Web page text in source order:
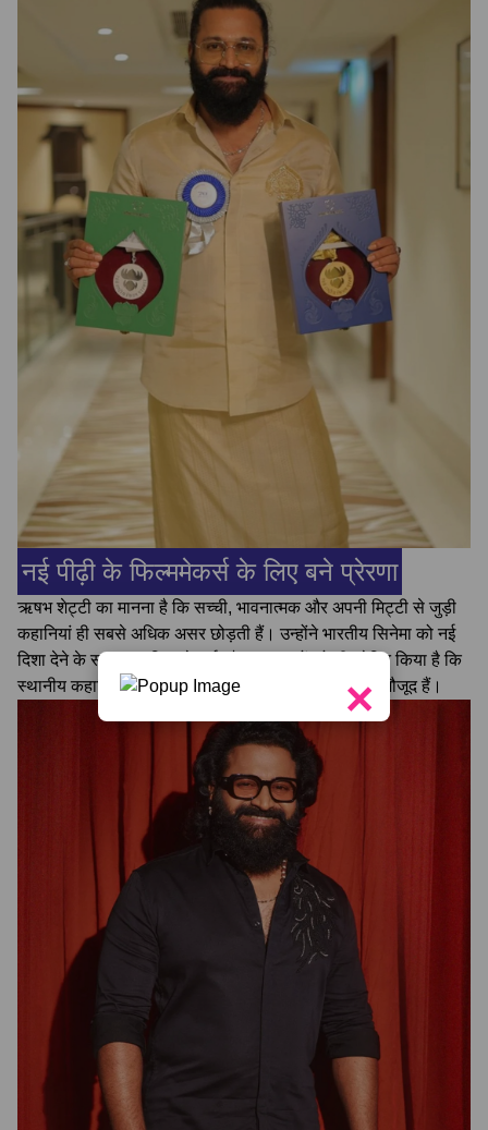
×
नई पीढ़ी के फिल्ममेकर्स के लिए बने प्रेरणा
ऋषभ शेट्टी का मानना है कि सच्ची, भावनात्मक और अपनी मिट्टी से जुड़ी
कहानियां ही सबसे अधिक असर छोड़ती हैं। उन्होंने भारतीय सिनेमा को नई
दिशा देने के साथ युवा फिल्ममेकर्स और कलाकारों को भी प्रेरित किया है कि
स्थानीय कहानियों में भी वैश्विक सफलता की अपार संभावनाएं मौजूद हैं।